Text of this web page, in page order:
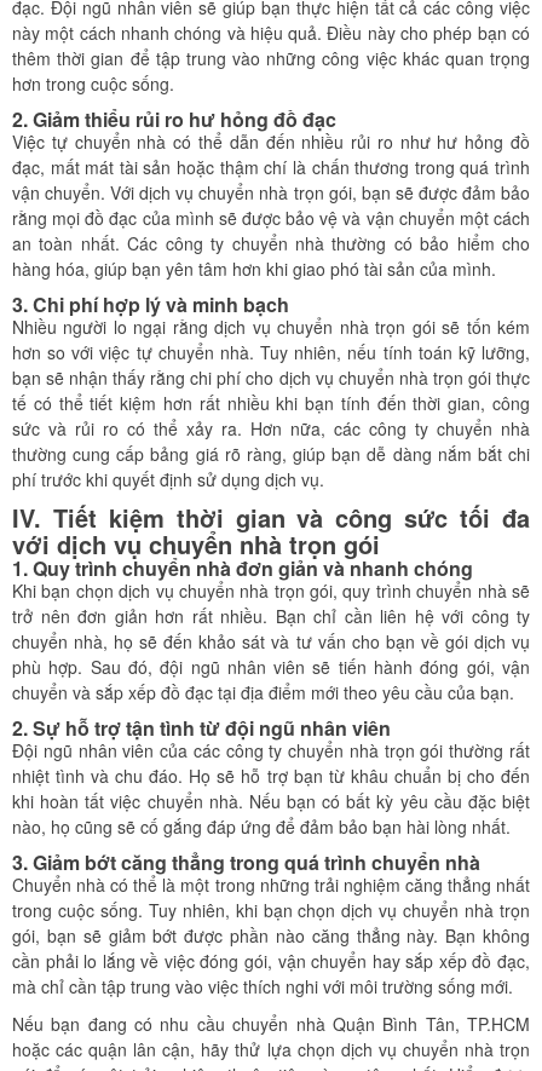
đạc. Đội ngũ nhân viên sẽ giúp bạn thực hiện tất cả các công việc
này một cách nhanh chóng và hiệu quả. Điều này cho phép bạn có
thêm thời gian để tập trung vào những công việc khác quan trọng
hơn trong cuộc sống.
2. Giảm thiểu rủi ro hư hỏng đồ đạc
Việc tự chuyển nhà có thể dẫn đến nhiều rủi ro như hư hỏng đồ
đạc, mất mát tài sản hoặc thậm chí là chấn thương trong quá trình
vận chuyển. Với dịch vụ chuyển nhà trọn gói, bạn sẽ được đảm bảo
rằng mọi đồ đạc của mình sẽ được bảo vệ và vận chuyển một cách
an toàn nhất. Các công ty chuyển nhà thường có bảo hiểm cho
hàng hóa, giúp bạn yên tâm hơn khi giao phó tài sản của mình.
3. Chi phí hợp lý và minh bạch
Nhiều người lo ngại rằng dịch vụ chuyển nhà trọn gói sẽ tốn kém
hơn so với việc tự chuyển nhà. Tuy nhiên, nếu tính toán kỹ lưỡng,
bạn sẽ nhận thấy rằng chi phí cho dịch vụ chuyển nhà trọn gói thực
tế có thể tiết kiệm hơn rất nhiều khi bạn tính đến thời gian, công
sức và rủi ro có thể xảy ra. Hơn nữa, các công ty chuyển nhà
thường cung cấp bảng giá rõ ràng, giúp bạn dễ dàng nắm bắt chi
phí trước khi quyết định sử dụng dịch vụ.
IV. Tiết kiệm thời gian và công sức tối đa
với dịch vụ chuyển nhà trọn gói
1. Quy trình chuyển nhà đơn giản và nhanh chóng
Khi bạn chọn dịch vụ chuyển nhà trọn gói, quy trình chuyển nhà sẽ
trở nên đơn giản hơn rất nhiều. Bạn chỉ cần liên hệ với công ty
chuyển nhà, họ sẽ đến khảo sát và tư vấn cho bạn về gói dịch vụ
phù hợp. Sau đó, đội ngũ nhân viên sẽ tiến hành đóng gói, vận
chuyển và sắp xếp đồ đạc tại địa điểm mới theo yêu cầu của bạn.
2. Sự hỗ trợ tận tình từ đội ngũ nhân viên
Đội ngũ nhân viên của các công ty chuyển nhà trọn gói thường rất
nhiệt tình và chu đáo. Họ sẽ hỗ trợ bạn từ khâu chuẩn bị cho đến
khi hoàn tất việc chuyển nhà. Nếu bạn có bất kỳ yêu cầu đặc biệt
nào, họ cũng sẽ cố gắng đáp ứng để đảm bảo bạn hài lòng nhất.
3. Giảm bớt căng thẳng trong quá trình chuyển nhà
Chuyển nhà có thể là một trong những trải nghiệm căng thẳng nhất
trong cuộc sống. Tuy nhiên, khi bạn chọn dịch vụ chuyển nhà trọn
gói, bạn sẽ giảm bớt được phần nào căng thẳng này. Bạn không
cần phải lo lắng về việc đóng gói, vận chuyển hay sắp xếp đồ đạc,
mà chỉ cần tập trung vào việc thích nghi với môi trường sống mới.
Nếu bạn đang có nhu cầu chuyển nhà Quận Bình Tân, TP.HCM
hoặc các quận lân cận, hãy thử lựa chọn dịch vụ chuyển nhà trọn